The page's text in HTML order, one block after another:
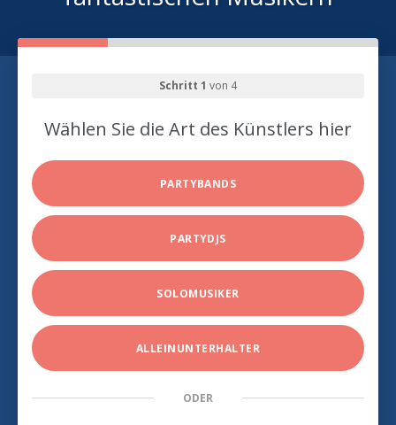
Schritt 1 von 4
Wählen Sie die Art des Künstlers hier
PARTYBANDS
PARTYDJS
SOLOMUSIKER
ALLEINUNTERHALTER
ODER